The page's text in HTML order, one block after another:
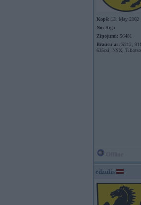
Kopš: 13. May 2002
No: Rīga
Ziņojumi: 56481
Braucu ar: S212,
635csi, NSX,
edzulis